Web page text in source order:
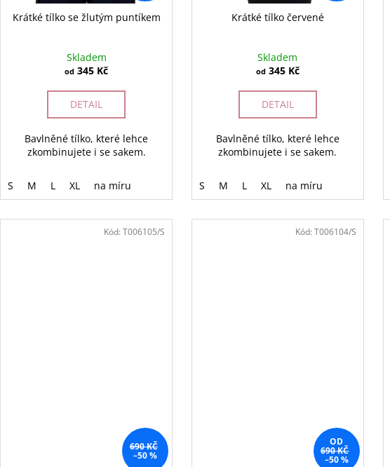
Krátké tílko se žlutým puntíkem
Skladem
od 345 Kč
DETAIL
Bavlněné tílko, které lehce
zkombinujete i se sakem.
S M L XL na míru
Krátké tílko červené
Skladem
od345 Kč
DETAIL
Bavlněné tílko, které lehce
zkombinujete i se sakem.
S M L XL na míru
690 KČ
–50 %
Kód:T006105/S
OD
690 KČ
–50 %
Kód: T006104/S